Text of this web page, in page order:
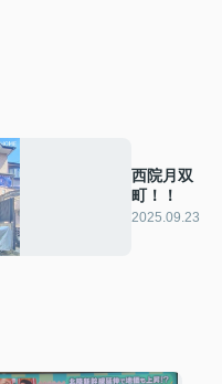
西院月双
町！！
2025.09.23